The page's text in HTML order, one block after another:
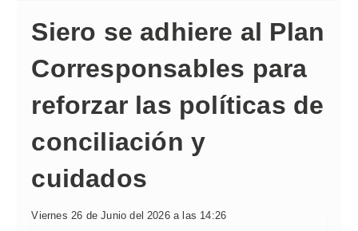
Siero se adhiere al Plan
Corresponsables para
reforzar las políticas de
conciliación y
cuidados
Viernes 26 de Junio del 2026 a las 14:26